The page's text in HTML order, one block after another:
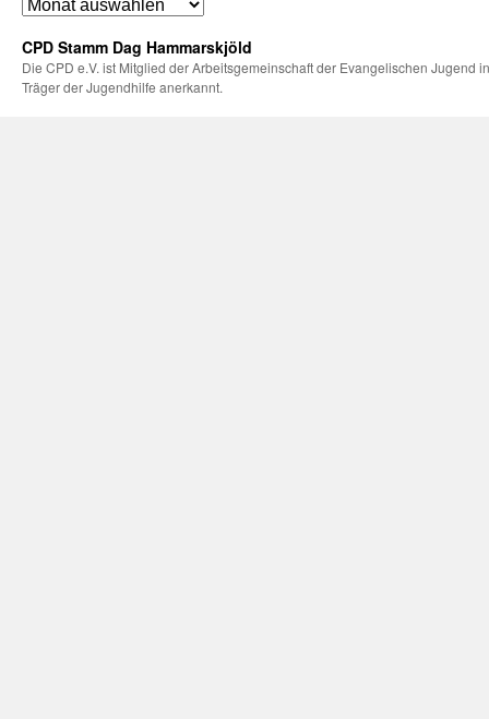
CPD Stamm Dag Hammarskjöld
Die CPD e.V. ist Mitglied der Arbeitsgemeinschaft der Evangelischen Jugend
Träger der Jugendhilfe anerkannt.